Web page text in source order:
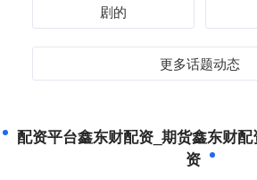
剧的
更多话题动态
配资平台鑫东财配资_期货鑫东财
资